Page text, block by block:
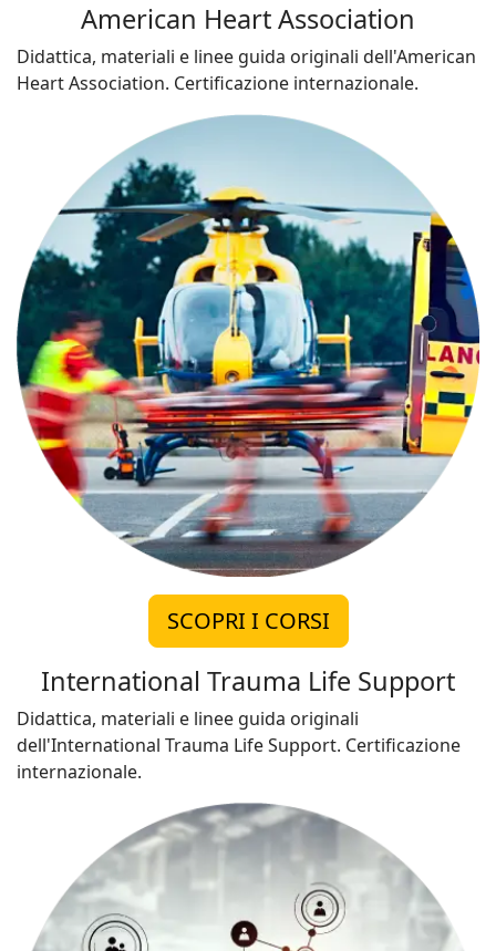
American Heart Association
Didattica, materiali e linee guida originali dell'American
Heart Association. Certificazione internazionale.
SCOPRI I CORSI
International Trauma Life Support
Didattica, materiali e linee guida originali
dell'International Trauma Life Support. Certificazione
internazionale.